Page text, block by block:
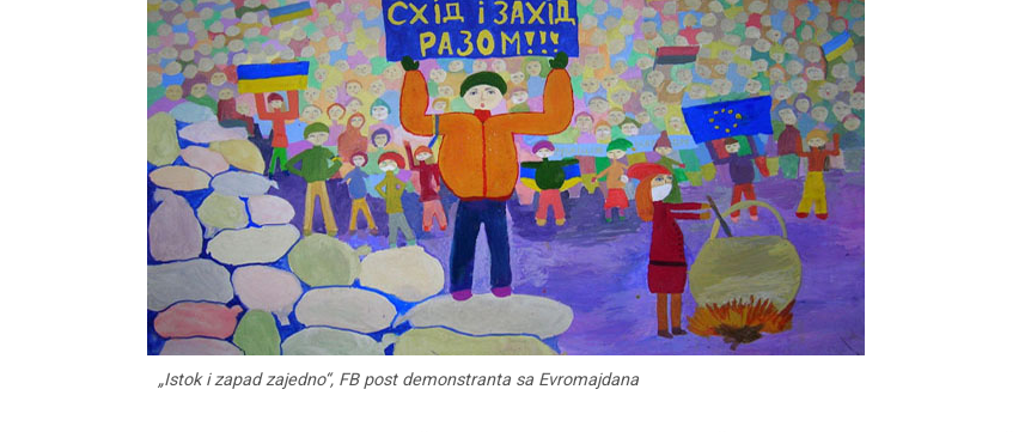
„Istok i zapad zajedno“, FB post demonstranta sa Evromajdana